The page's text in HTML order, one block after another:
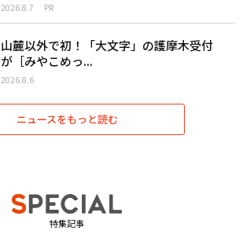
2026.8.7 PR
山麓以外で初！「大文字」の護摩木受付
が［みやこめっ...
2026.8.6
ニュースをもっと読む
特集記事